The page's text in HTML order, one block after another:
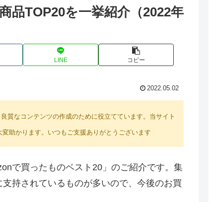
品TOP20を一挙紹介（2022年
LINE コピー
2022.05.02
質なコンテンツの作成のために役立てています。当サイト
変助かります。いつもご支援ありがとうございます
で買ったものベスト20」のご紹介です。集
持されているものが多いので、今後のお買